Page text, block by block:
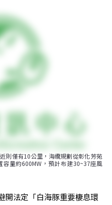
則僅有10公里，海纜規劃從彰化芳苑
量約600MW，預計布建30~37座風
開法定「白海豚重要棲息環